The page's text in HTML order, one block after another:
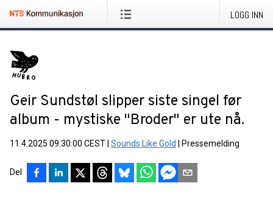
LOGG INN
Geir Sundstøl slipper siste singel før
album - mystiske "Broder" er ute nå.
11.4.2025 09:30:00 CEST Sounds Like Gold Pressemelding
Del